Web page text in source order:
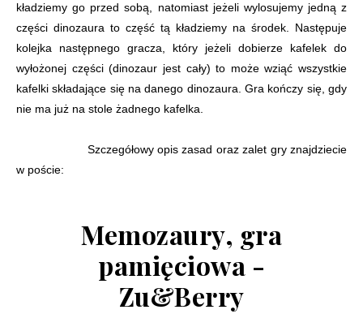
kładziemy go przed sobą, natomiast jeżeli wylosujemy jedną z
części dinozaura to część tą kładziemy na środek. Następuje
kolejka następnego gracza, który jeżeli dobierze kafelek do
wyłożonej części (dinozaur jest cały) to może wziąć wszystkie
kafelki składające się na danego dinozaura. Gra kończy się, gdy
nie ma już na stole żadnego kafelka.
Szczegółowy opis zasad oraz zalet gry znajdziecie
w poście:
Memozaury, gra
pamięciowa -
Zu&Berry